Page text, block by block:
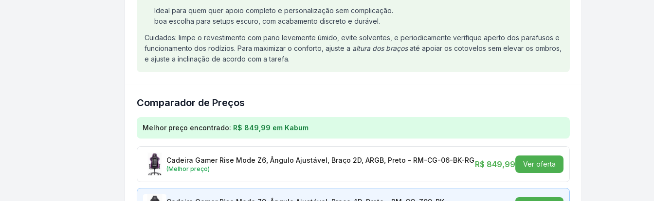
Ideal para quem quer apoio completo e personalização sem complicação.
boa escolha para setups escuro, com acabamento discreto e durável.
Cuidados: limpe o revestimento com pano levemente úmido, evite solventes, e periodicamente verifique aperto dos parafusos e
funcionamento dos rodízios. Para maximizar o conforto, ajuste a altura dos braçosaté apoiar os cotovelos sem elevar os ombros,
e ajuste a inclinação de acordo com a tarefa.
Comparador de Preços
Comparação de preços para Cadeira Gamer Rise Mode Z9, Ângulo Ajustável, Braço 4D, Preto - RM-CG-Z09-BK
Melhor preço encontrado: R$ 849,99 em Kabum
Cadeira Gamer Rise Mode Z6, Ângulo Ajustável, Braço 2D, ARGB, Preto - RM-CG-06-BK-RGB
(Melhor preço) R$ 849,99 Ver oferta